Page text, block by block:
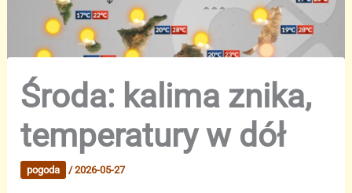
Środa: kalima znika,
temperatury w dół
pogoda /2026-05-27